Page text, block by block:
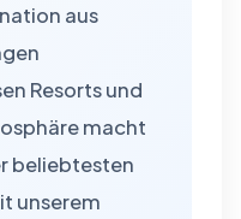
aus
Resorts und
macht
beliebtesten
unserem